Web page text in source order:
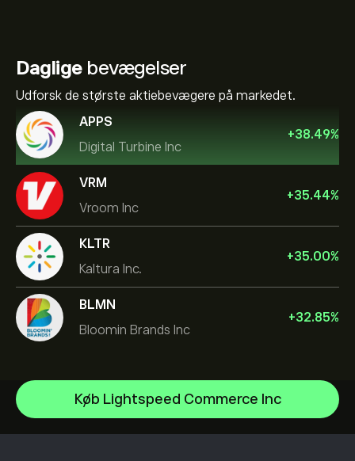
Dagligebevægelser
Udforsk de største aktiebevægere på markedet.
APPS
Digital Turbine Inc
+38.49%
VRM
Vroom Inc
+35.44%
KLTR
Kaltura Inc.
+35.00%
BLMN
Bloomin Brands Inc
+32.85%
Køb Lightspeed Commerce Inc
NVIDIA Corporation
Amazon.com Inc